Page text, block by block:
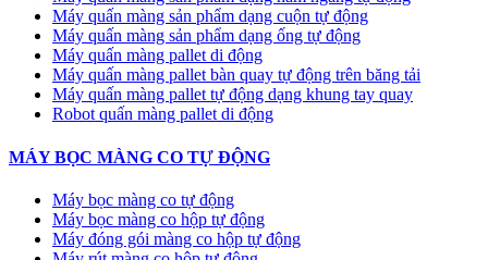
Máy quấn màng sản phẩm dạng cuộn tự động
Máy quấn màng sản phẩm dạng ống tự động
Máy quấn màng pallet di động
Máy quấn màng pallet bàn quay tự động trên băng tải
Máy quấn màng pallet tự động dạng khung tay quay
Robot quấn màng pallet di động
MÁY BỌC MÀNG CO TỰ ĐỘNG
Máy bọc màng co tự động
Máy bọc màng co hộp tự động
Máy đóng gói màng co hộp tự động